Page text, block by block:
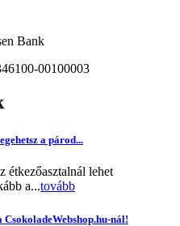
Bank
00100003
a párod...
étkezőasztalnál lehet
a...tovább
nál!